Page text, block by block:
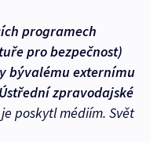
programech
pro bezpečnost)
bývalému externímu
zpravodajské
je poskytl médiím. Svět